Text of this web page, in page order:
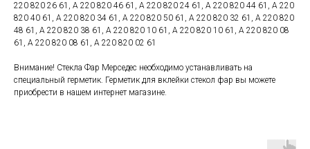
220 820 26 61, A 220 820 46 61, A 220 820 24 61, A 220 820 44 61, A 220
820 40 61, A 220 820 34 61, A 220 820 50 61, A 220 820 32 61, A 220 820
48 61, A 220 820 38 61, A 220 820 10 61, A 220 820 10 61, A 220 820 08
61, A 220 820 08 61, A 220 820 02 61
Внимание! Стекла Фар Мерседес необходимо устанавливать на
специальный герметик. Герметик для вклейки стекол фар вы можете
приобрести в нашем интернет магазине.